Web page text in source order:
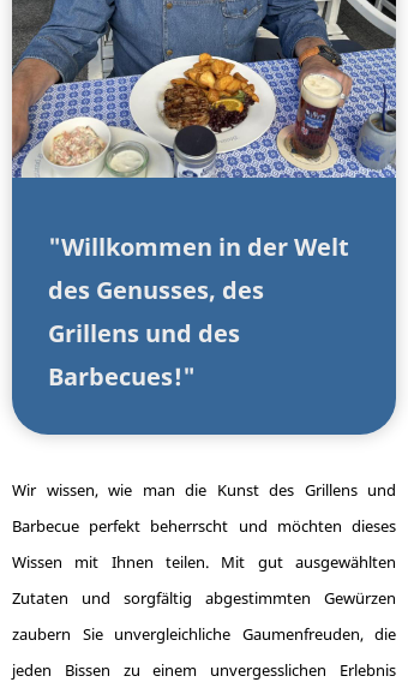
"Willkommen in der Welt
des Genusses, des
Grillens und des
Barbecues!"
Wir wissen, wie man die Kunst des Grillens und
Barbecue perfekt beherrscht und möchten dieses
Wissen mit Ihnen teilen. Mit gut ausgewählten
Zutaten und sorgfältig abgestimmten Gewürzen
zaubern Sie unvergleichliche Gaumenfreuden, die
jeden Bissen zu einem unvergesslichen Erlebnis